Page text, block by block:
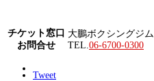
チケット窓口
お問合せ
大鵬ボクシングジム
TEL.06-6700-0300
Tweet